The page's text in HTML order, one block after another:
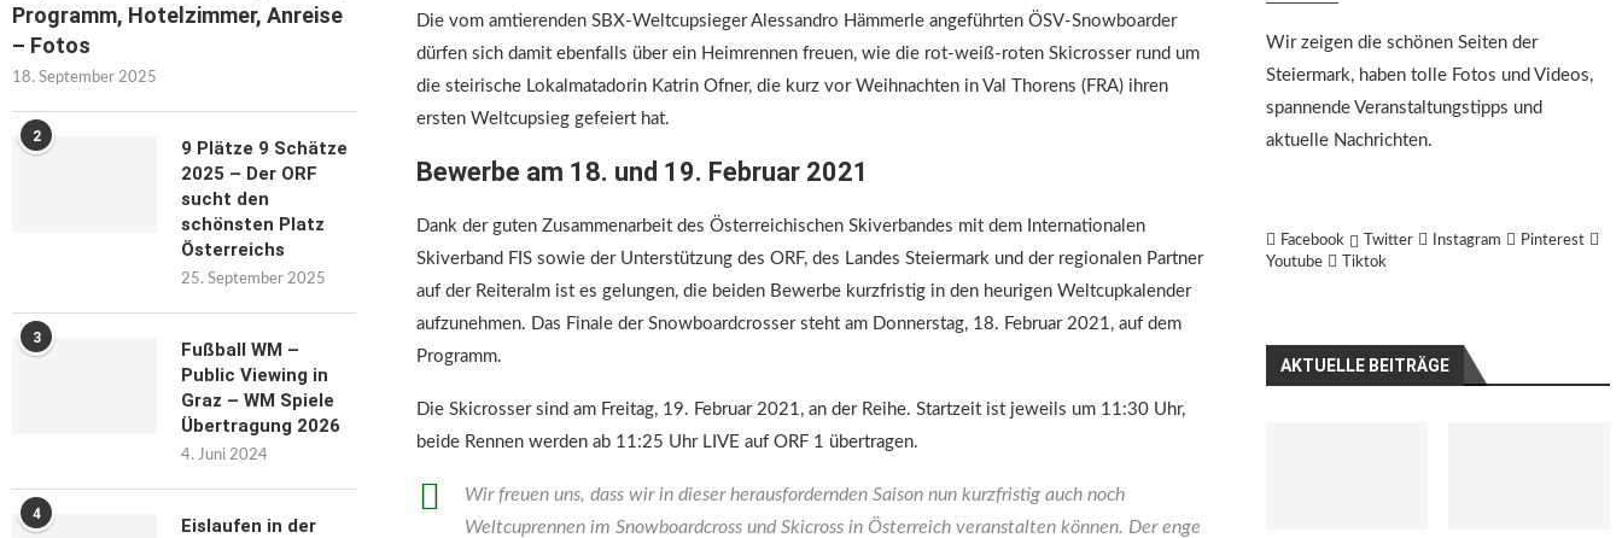
Die vom amtierenden SBX-Weltcupsieger Alessandro Hämmerle angeführten ÖSV-Snowboarder
dürfen sich damit ebenfalls über ein Heimrennen freuen, wie die rot-weiß-roten Skicrosser rund um
die steirische Lokalmatadorin Katrin Ofner, die kurz vor Weihnachten in Val Thorens (FRA) ihren
ersten Weltcupsieg gefeiert hat.
Bewerbe am 18. und 19. Februar 2021
Dank der guten Zusammenarbeit des Österreichischen Skiverbandes mit dem Internationalen
Skiverband FIS sowie der Unterstützung des ORF, des Landes Steiermark und der regionalen Partner
auf der Reiteralm ist es gelungen, die beiden Bewerbe kurzfristig in den heurigen Weltcupkalender
aufzunehmen. Das Finale der Snowboardcrosser steht am Donnerstag, 18. Februar 2021, auf dem
Programm.
Die Skicrosser sind am Freitag, 19. Februar 2021, an der Reihe. Startzeit ist jeweils um 11:30 Uhr,
beide Rennen werden ab 11:25 Uhr LIVE auf ORF 1 übertragen.
Wir freuen uns, dass wir in dieser herausfordernden Saison nun kurzfristig auch noch
Weltcuprennen im Snowboardcross und Skicross in Österreich veranstalten können. Der enge
Wir zeigen die schönen Seiten der
Steiermark, haben tolle Fotos und Videos,
spannende Veranstaltungstipps und
aktuelle Nachrichten.
Facebook Twitter Instagram
Pinterest
Youtube
Tiktok
AKTUELLE BEITRÄGE
Programm, Hotelzimmer, Anreise
– Fotos
18. September 2025
2
9 Plätze 9 Schätze
2025 – Der ORF
sucht den
schönsten Platz
Österreichs
25. September 2025
3
Fußball WM –
Public Viewing in
Graz – WM Spiele
Übertragung 2026
4. Juni 2024
4
Eislaufen in der